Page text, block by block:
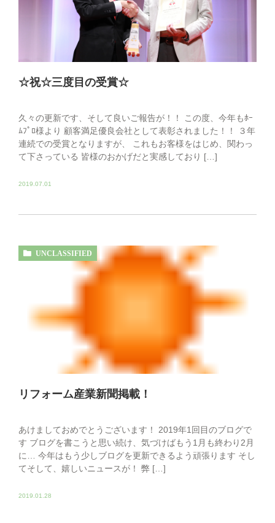
☆祝☆三度目の受賞☆
久々の更新です、そして良いご報告が！！ この度、今年もﾎｰ
ﾑﾌﾟﾛ様より 顧客満足優良会社として表彰されました！！ ３年
連続での受賞となりますが、 これもお客様をはじめ、関わっ
て下さっている 皆様のおかげだと実感しており […]
2019.07.01
UNCLASSIFIED
リフォーム産業新聞掲載！
あけましておめでとうございます！ 2019年1回目のブログで
す ブログを書こうと思い続け、気づけばもう1月も終わり2月
に… 今年はもう少しブログを更新できるよう頑張ります そし
てそして、嬉しいニュースが！ 弊 […]
2019.01.28